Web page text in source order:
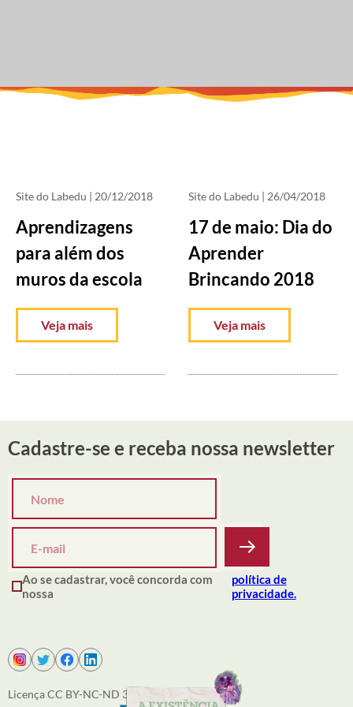
Site do Labedu | 20/12/2018
Aprendizagens
para além dos
muros da escola
Veja mais
Site do Labedu | 26/04/2018
17 de maio: Dia do
Aprender
Brincando 2018
Veja mais
Cadastre-se e receba nossa newsletter
Ao se cadastrar, você concorda com
nossa
política de
privacidade.
Licença CC BY-NC-ND 3.0